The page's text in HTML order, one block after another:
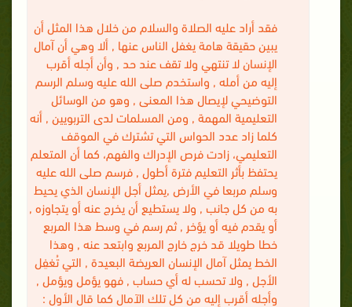
فقد أراد عليه الصلاة والسلام من خلال هذا المثل أن
يبين حقيقة هامة يغفل الناس عنها , ألا وهي أن آمال
الإنسان لا تنتهي ولا تقف عند حد , وأن أجله أقرب
إليه من أمله , واستخدم صلى الله عليه وسلم الرسم
التوضيحي لإيصال هذا المعنى , وهو من الوسائل
التعليمية المهمة , ومن المسلمات لدى التربويين , أنه
كلما زاد عدد الحواس التي تشترك في الموقف
التعليمي، زادت فرص الإدراك والفهم، كما أن المتعلم
يحتفظ بأثر التعليم فترة أطول , فرسم صلى الله عليه
وسلم مربعا في الأرض ,يمثل أجل الإنسان الذي يحيط
به من كل جانب , ولا يستطيع أن يخرج عنه أو يتجاوزه ,
أو يقدم فيه أو يؤخر , ثم رسم في وسط هذا المربع
خطا طويلا قد خرج خارج المربع وابتعد عنه , وهذا
الخط يمثل آمال الإنسان العريضة البعيدة , التي تُغفِل
الأجل , ولا تحسب له أي حساب , فهو يؤمل ويؤمل ,
وأجله أقرب إليه من كل تلك الآمال كما قال الأول :